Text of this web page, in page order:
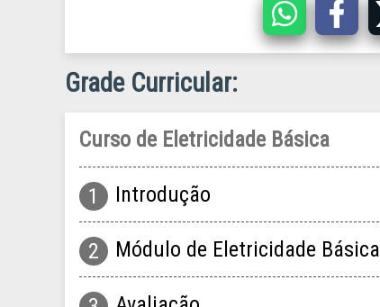
Grade Curricular
Curso de Eletricidade Básica
Introdução
Módulo de Eletricidade Básica